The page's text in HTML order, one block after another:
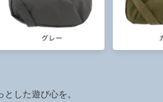
とした遊び心を。